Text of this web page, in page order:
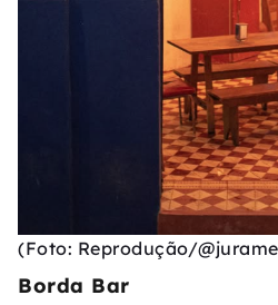
(Foto: Reprodução/
Borda Bar